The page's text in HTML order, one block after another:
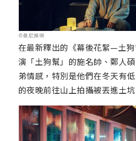
©曼尼娛樂
在最新釋出的《幕後花絮—土
演「土狗幫」的施名帥、鄭人
弟情感，特別是他們在冬天有
的夜晚前往山上拍攝被丟進土